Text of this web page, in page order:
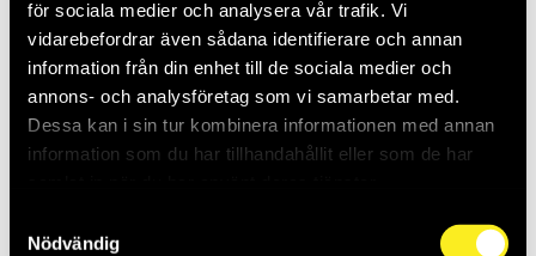
för sociala medier och analysera vår trafik. Vi
vidarebefordrar även sådana identifierare och annan
information från din enhet till de sociala medier och
annons- och analysföretag som vi samarbetar med.
Dessa kan i sin tur kombinera informationen med annan
information som du har tillhandahållit eller som de har
Nödvändig
TRÅGINSATS 10CM
2-PACK
THO953279
Saldo: 24
TRÅGINSATS 18CM
2-PACK
THO953280
Saldo:13